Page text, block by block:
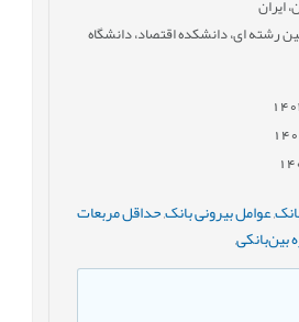
ایران
رشته ای، دانشکده اقتصاد، دانشگاه
,عوامل بیرونی بانک,حداقل مربعات
,